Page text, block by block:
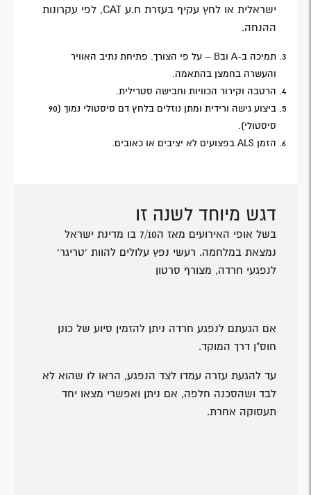
ישראלית או לחץ עקיף בעזרת ח.ע CAT, לפי עקרונות
ההנחה.
תמיכה ב-A ובB – על פי הצורך. פתיחת נתיב האוויר
והעשרה בחמצן בהתאמה.
הרטבה וקירור הכוויות וחבישה סטרילית.
ביצוע גישה ורידית ומתן נוזלים בלחץ דם סיסטולי נמוך (90
סיסטולי).
הזמן ALS בפצועים לא יציבים או כאובים.
דגש מיוחד לשנה זו
בשל אופי האירועים מאז ה7/10 בו מדינת ישראל
נמצאת במלחמה. רעשי נפץ עלולים להוות 'טריגר'
לנפגעי חרדה, מצורף סרטון
אם הגעתם לנפגע חרדה ניתן להזמין סיוע של כונן
חוס"ן דרך המוקד.
עד להגעת עזרה עמדו לצד הנפגע, הראו לו שהוא לא
לבד ושהסכנה חלפה, אם ניתן ואפשרי מצאו יחד
תעסוקה אחרת.